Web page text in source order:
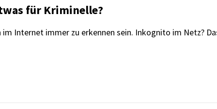
für Kriminelle?
im Internet immer zu erkennen sein. Inkognito im Netz?